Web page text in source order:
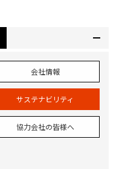
会社情報
サステナビリティ
協力会社の皆様へ